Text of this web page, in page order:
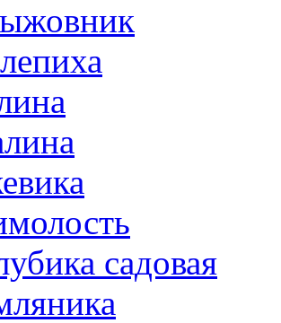
садовая